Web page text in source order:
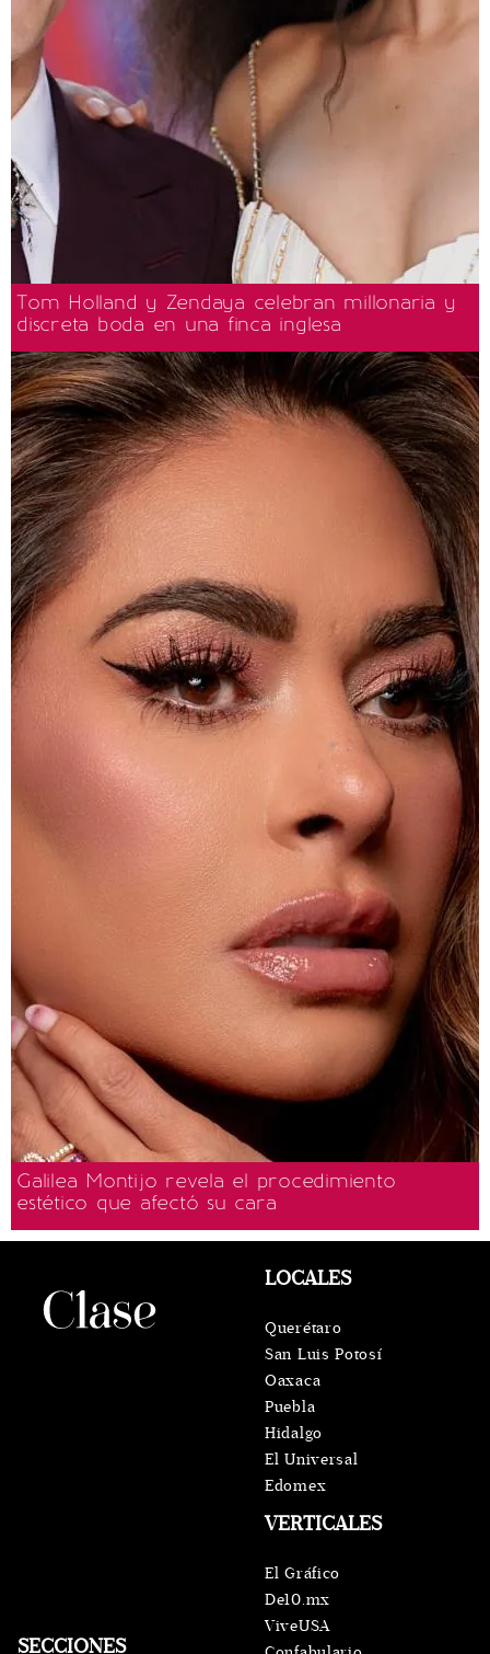
Tom Holland y Zendaya celebran millonaria y
discreta boda en una finca inglesa
Galilea Montijo revela el procedimiento
estético que afectó su cara
SECCIONES
VERTICALES
El Gráfico
De10.mx
ViveUSA
LOCALES
Querétaro
San Luis Potosí
Oaxaca
Puebla
Hidalgo
El Universal
Edomex